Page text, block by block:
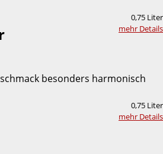
0,75 Liter
mehr Details
besonders harmonisch
0,75 Liter
mehr Details